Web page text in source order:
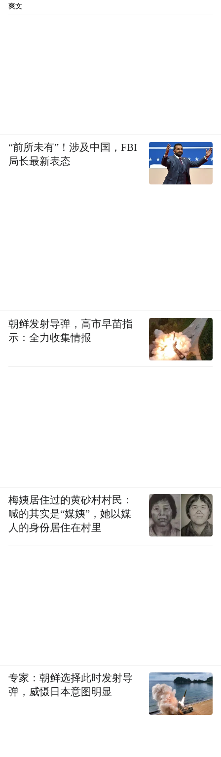
爽文
“前所未有”！涉及中国，FBI
局长最新表态
朝鲜发射导弹，高市早苗指
示：全力收集情报
梅姨居住过的黄砂村村民：
喊的其实是“媒姨”，她以媒
人的身份居住在村里
专家：朝鲜选择此时发射导
弹，威慑日本意图明显